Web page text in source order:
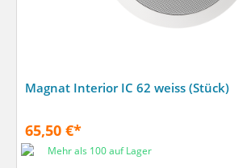
Magnat Interior IC 62 weiss (Stück)
65,50 €*
Mehr als 100 auf Lager